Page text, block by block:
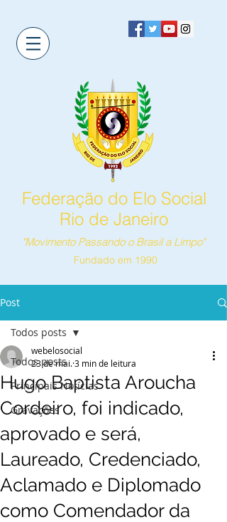
Federação do Elo Social
Rio de Janeiro
"Movimento Passando o Brasil a Limpo"
Fundado em 1990
Post
Todos posts
Principais Notícias
Gravações
Todos posts
Hugo Baptista Aroucha
Cordeiro, foi indicado,
aprovado e será,
Laureado, Credenciado,
Aclamado e Diplomado
como Comendador da
webelosocial
23 de mai.3 min de leitura